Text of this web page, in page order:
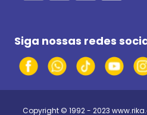
Siga nossas redes
Copyright © 1992 - 2023